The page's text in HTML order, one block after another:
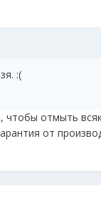
:(
чтобы отмыть
от